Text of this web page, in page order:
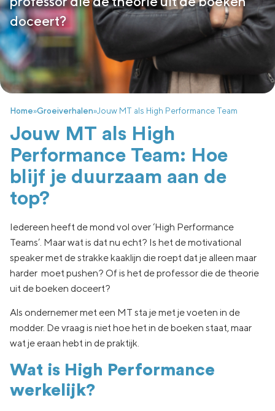
doceert?
Home»Groeiverhalen»Jouw MT als High Performance Team
Jouw MT als High
Performance Team: Hoe
blijf je duurzaam aan de
top?
Iedereen heeft de mond vol over ‘High Performance
Teams’. Maar wat is dat nu echt? Is het de motivational
speaker met de strakke kaaklijn die roept dat je alleen maar
harder moet pushen? Of is het de professor die de theorie
uit de boeken doceert?
Als ondernemer met een MT sta je met je voeten in de
modder. De vraag is niet hoe het in de boeken staat, maar
wat je eraan hebt in de praktijk.
Wat is High Performance
werkelijk?